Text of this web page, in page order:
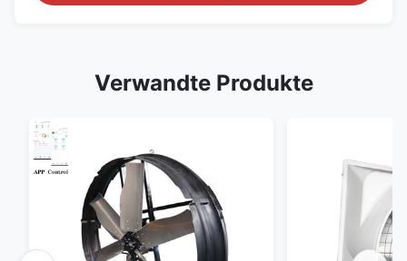
Verwandte Produkte